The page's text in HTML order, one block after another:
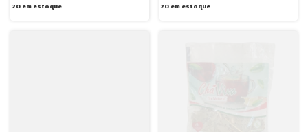
20em estoque 20 em estoque